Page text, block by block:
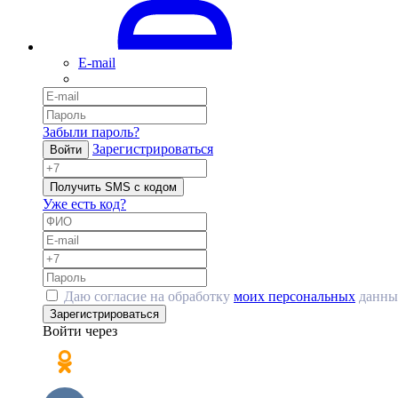
E-mail
Забыли пароль?
Войти Зарегистрироваться
Получить SMS с кодом
Уже есть код?
Даю согласие на обработку моих персональных
Зарегистрироваться
Войти через